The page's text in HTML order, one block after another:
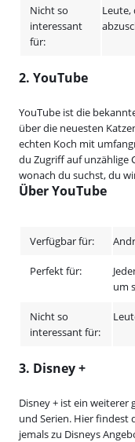
Nicht so
interessant
für:
Leute,
2. YouTube
YouTube ist die
über die neuesten
echten Koch mit
du Zugriff auf unzählige
wonach du suchst, du
Über YouTube
Verfügbar für:
Perfekt für:
um
Nicht so
interessant für:
3. Disney +
Disney + ist ein weiterer
und Serien. Hier findest
jemals zu Disneys